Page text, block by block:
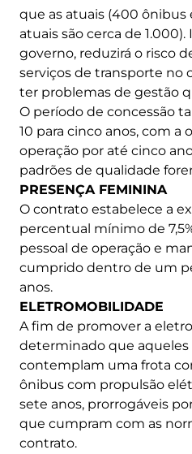
que as atuais (400
atuais são cerca de
governo, reduzirá o risco
serviços de transporte no
ter problemas de gestão
O período de concessão
10 para cinco anos, com a
operação por até cinco
padrões de qualidade
PRESENÇA FEMININA
O contrato estabelece a
percentual mínimo de
pessoal de operação e
cumprido dentro de um
anos.
ELETROMOBILIDADE
A fim de promover a
determinado que
contemplam uma frota
ônibus com propulsão
sete anos, prorrogáveis
que cumpram com as
contrato.